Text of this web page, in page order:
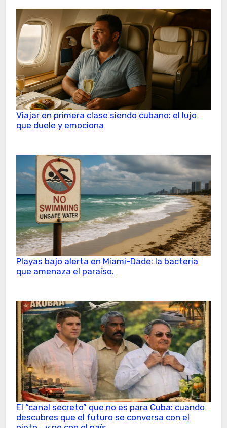
Viajar en primera clase siendo cubano: el lujo
que duele y emociona
Playas bajo alerta en Miami-Dade: la bacteria
que amenaza el paraíso.
El “canal secreto” que no es para Cuba: cuando
descubres que el futuro se conversa con el